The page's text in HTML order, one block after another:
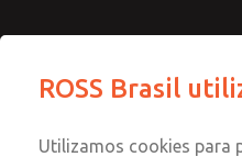
ROSS Brasil
Utilizamos cookies para